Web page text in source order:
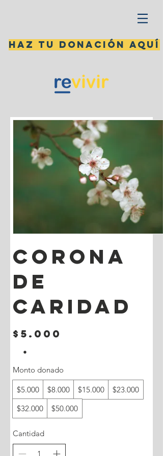
Haz tu donación aquí
Corona
de
Caridad
$5.000
Monto donado
$5.000 $8.000 $15.000
$23.000
$32.000
$50.000
Cantidad